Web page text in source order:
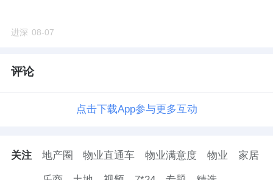
最终的成交楼面价约3.3万元/㎡（住宅部
㎡，成交均价在5.5万-5.7万/㎡区间
总价430万起步。
进深 08-07
评论
点击下载App参与更多互动
关注 地产圈 物业直通车 物业满意度 物业 家居